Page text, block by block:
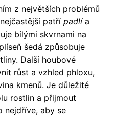
z největších problémů
patří padlía
bílými skvrnami na
šedá způsobuje
Další houbové
růst a vzhled phloxu,
kmenů. Je důležité
rostlin a přijmout
nejdříve, aby se